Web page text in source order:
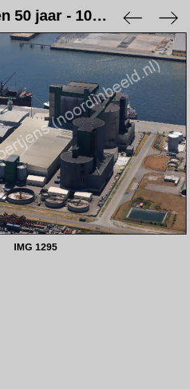
Eemshaven 50 jaar - 10 juni 2023
IMG 1295